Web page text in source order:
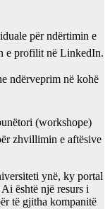
për ndërtimin e
e profilit në LinkedIn.
ndërveprim në kohë
(workshope)
zhvillimin e aftësive
ynë, ky portal
është një resurs i
të gjitha kompanitë